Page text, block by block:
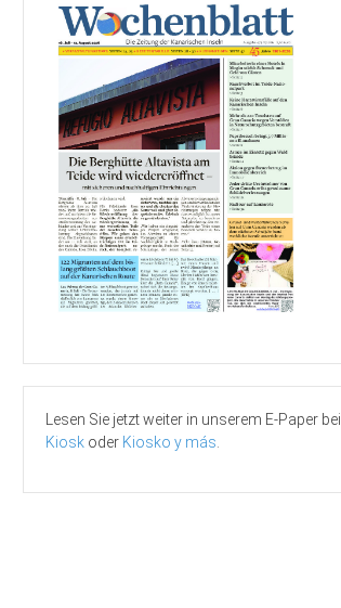
Lesen Sie jetzt weiter in unserem E-Paper bei
Kiosk oder Kiosko y más